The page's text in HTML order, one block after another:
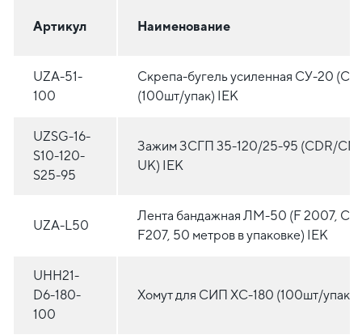
Артикул Наименование
UZA-51-
100
Скрепа-бугель усиленная СУ-20
(100шт/упак) IEK
UZSG-16-
S10-120-
S25-95
Зажим ЗСГП 35-120/25-95 (CDR/CN
UK) IEK
UZA-L50
Лента бандажная ЛМ-50 (F 2007,
F207, 50 метров в упаковке) IEK
UHH21-
D6-180-
100
Хомут для СИП ХС-180 (100шт/упак)